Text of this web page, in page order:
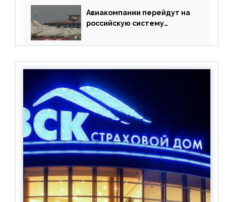
Авиакомпании перейдут на
российскую систему